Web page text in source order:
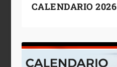
CALENDARIO 2026